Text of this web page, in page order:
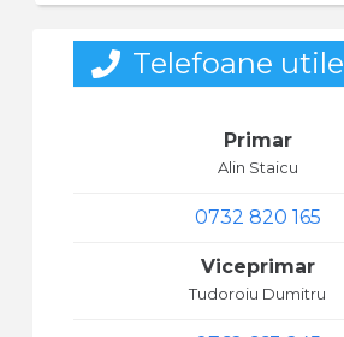
Telefoane utile
Primar
Alin Staicu
0732 820 165
Viceprimar
Tudoroiu Dumitru